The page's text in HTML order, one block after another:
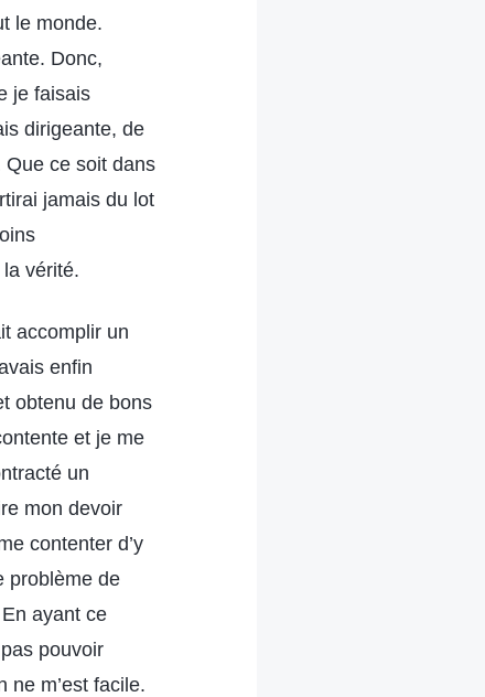
le monde.
Donc,
je faisais
dirigeante, de
ce soit dans
jamais du lot
vérité.
accomplir un
enfin
obtenu de bons
et je me
un
mon devoir
contenter d’y
problème de
ayant ce
pouvoir
ne m’est facile.